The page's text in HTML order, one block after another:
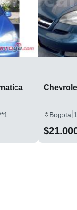
Bogota|